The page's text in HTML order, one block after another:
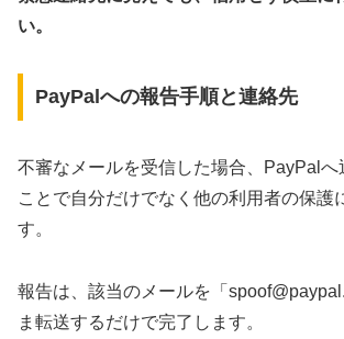
い。
PayPalへの報告手順と連絡先
不審なメールを受信した場合、PayPalへ
ことで自分だけでなく他の利用者の保護
す。
報告は、該当のメールを「
ま転送するだけで完了します。